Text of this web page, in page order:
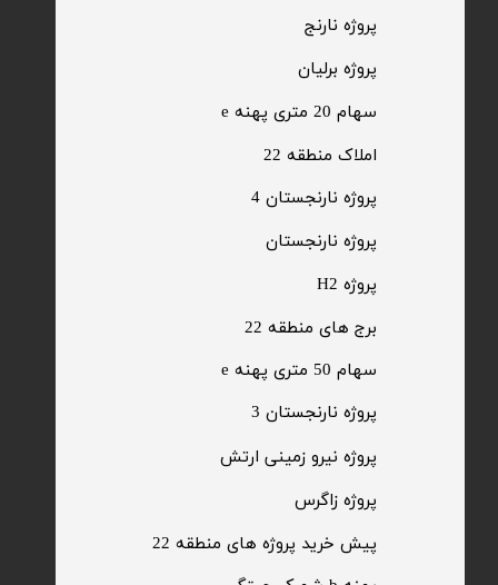
سهام 20 متری پهنه e​​​​​​​
​سهام 50 متری پهنه e
​املاک منطقه 22
برج های منطقه 22
پیش خرید پروژه های منطقه 22
پروژه برلیان
پروژه H2
​پروژه زاگرس
​پروژه نارنج
​پروژه نارنجستان
​پروژه نیرو زمینی ارتش
پروژه نارنجستان 4
​پروژه نارنجستان 3